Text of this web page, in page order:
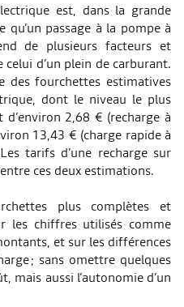
est, dans la grande
passage à la pompe à
de plusieurs facteurs et
d’un plein de carburant.
des fourchettes estimatives
dont le niveau le plus
2,68 € (recharge à
13,43 € (charge rapide à
tarifs d’une recharge sur
ces deux estimations.
plus complètes et
les chiffres utilisés comme
et sur les différences
; sans omettre quelques
mais aussi l’autonomie d’un